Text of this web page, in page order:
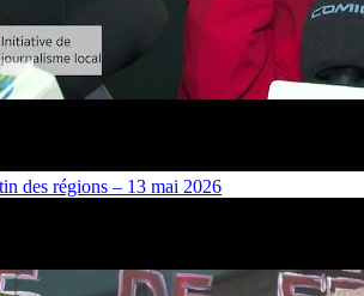
des régions – 13 mai 2026